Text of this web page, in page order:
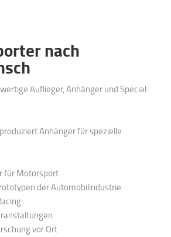
nach
Auflieger, Anhänger und Special
Anhänger für spezielle
für Motorsport
der Automobilindustrie
vor Ort